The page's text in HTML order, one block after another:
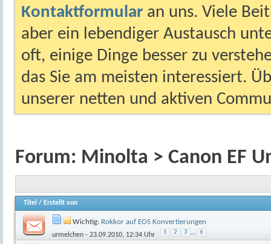
Kontaktformular an uns. Viele
aber ein lebendiger Austausch
oft, einige Dinge besser zu
das Sie am meisten interessiert.
unserer netten und aktiven
Forum: Minolta > Canon EF
Titel / Erstellt von
Wichtig: Rokkor auf EOS Konvertierungen
urmelchen - 23.09.2010, 12:34 Uhr 1 2 3 ... 6